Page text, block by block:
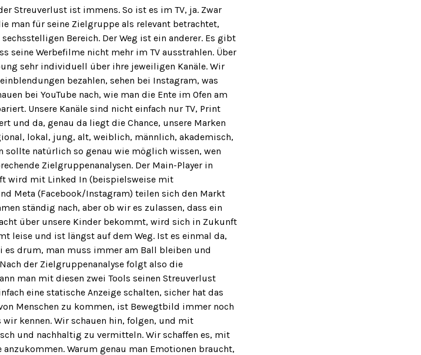
Streuverlust ist immens. So ist es im TV, ja. Zwar
man für seine Zielgruppe als relevant betrachtet,
Bereich. Der Weg ist ein anderer. Es gibt
seine Werbefilme nicht mehr im TV ausstrahlen. Über
sehr individuell über ihre jeweiligen Kanäle. Wir
bezahlen, sehen bei Instagram, was
bei YouTube nach, wie man die Ente im Ofen am
Unsere Kanäle sind nicht einfach nur TV, Print
und da, genau da liegt die Chance, unsere Marken
lokal, jung, alt, weiblich, männlich, akademisch,
sollte natürlich so genau wie möglich wissen, wen
Zielgruppenanalysen. Der Main-Player in
wird mit Linked In (beispielsweise mit
Meta (Facebook/Instagram) teilen sich den Markt
ständig nach, aber ob wir es zulassen, dass ein
über unsere Kinder bekommt, wird sich in Zukunft
leise und ist längst auf dem Weg. Ist es einmal da,
es drum, man muss immer am Ball bleiben und
der Zielgruppenanalyse folgt also die
man mit diesen zwei Tools seinen Streuverlust
eine statische Anzeige schalten, sicher hat das
Menschen zu kommen, ist Bewegtbild immer noch
kennen. Wir schauen hin, folgen, und mit
und nachhaltig zu vermitteln. Wir schaffen es, mit
Warum genau man Emotionen braucht,